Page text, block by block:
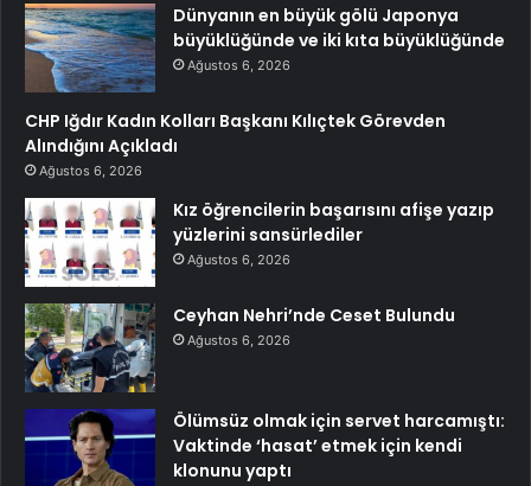
Dünyanın en büyük gölü Japonya
büyüklüğünde ve iki kıta büyüklüğünde
Ağustos 6, 2026
CHP Iğdır Kadın Kolları Başkanı Kılıçtek Görevden
Alındığını Açıkladı
Ağustos 6, 2026
Kız öğrencilerin başarısını afişe yazıp
yüzlerini sansürlediler
Ağustos 6, 2026
Ceyhan Nehri’nde Ceset Bulundu
Ağustos 6, 2026
Ölümsüz olmak için servet harcamıştı:
Vaktinde ‘hasat’ etmek için kendi
klonunu yaptı